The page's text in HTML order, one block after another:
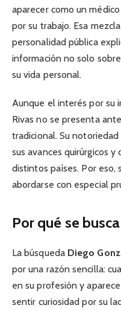
aparecer como un
por su trabajo. Esa
personalidad pública
información no solo
su vida personal.
Aunque el interés por su
Rivas no se presenta
tradicional. Su
sus avances quirúrgicos
distintos países. Por eso,
abordarse con especial
Por qué se
La búsqueda Diego
por una razón sencilla:
en su profesión y
sentir curiosidad por su